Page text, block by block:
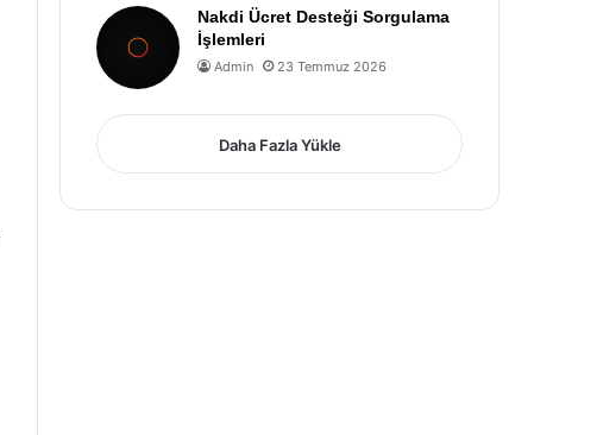
Nakdi Ücret Desteği Sorgulama
İşlemleri
Admin 23 Temmuz 2026
Daha Fazla Yükle